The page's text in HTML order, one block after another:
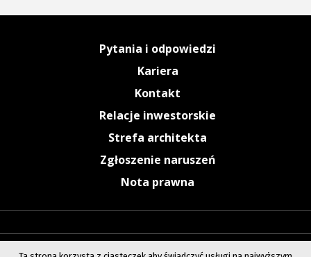
Pytania i odpowiedzi
Kariera
Kontakt
Relacje inwestorskie
Strefa architekta
Zgłoszenie naruszeń
Nota prawna